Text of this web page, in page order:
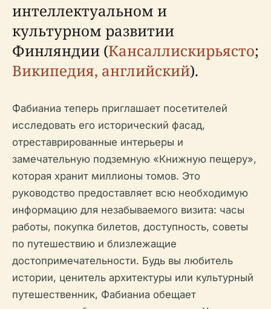
интеллектуальном и
культурном развитии
Финляндии (Кансаллискирьясто;
Википедия, английский).
Фабианиа теперь приглашает посетителей
исследовать его исторический фасад,
отреставрированные интерьеры и
замечательную подземную «Книжную пещеру»,
которая хранит миллионы томов. Это
руководство предоставляет всю необходимую
информацию для незабываемого визита: часы
работы, покупка билетов, доступность, советы
по путешествию и близлежащие
достопримечательности. Будь вы любитель
истории, ценитель архитектуры или культурный
путешественник, Фабианиа обещает